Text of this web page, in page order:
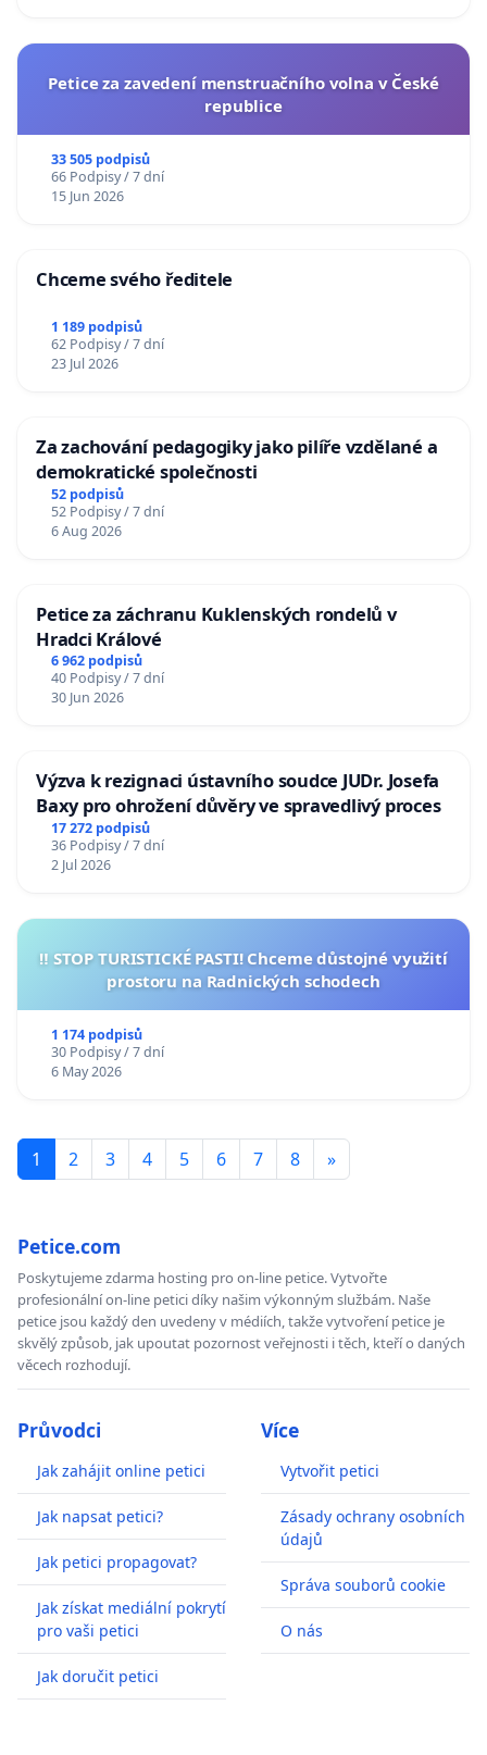
Petice za zavedení menstruačního volna v České
republice
33 505 podpisů
66 Podpisy / 7 dní
15 Jun 2026
Chceme svého ředitele
1 189 podpisů
62 Podpisy / 7 dní
23 Jul 2026
Za zachování pedagogiky jako pilíře vzdělané a
demokratické společnosti
52 podpisů
52 Podpisy / 7 dní
6 Aug 2026
Petice za záchranu Kuklenských rondelů v
Hradci Králové
6 962 podpisů
40 Podpisy / 7 dní
30 Jun 2026
Výzva k rezignaci ústavního soudce JUDr. Josefa
Baxy pro ohrožení důvěry ve spravedlivý proces
17 272 podpisů
36 Podpisy / 7 dní
2 Jul 2026
‼️ STOP TURISTICKÉ PASTI! Chceme důstojné využití
prostoru na Radnických schodech
1 174 podpisů
30 Podpisy / 7 dní
6 May 2026
1 2 3 4 5 6 7 8 »
Petice.com
Poskytujeme zdarma hosting pro on-line petice. Vytvořte
profesionální on-line petici díky našim výkonným službám. Naše
petice jsou každý den uvedeny v médiích, takže vytvoření petice je
skvělý způsob, jak upoutat pozornost veřejnosti i těch, kteří o daných
věcech rozhodují.
Průvodci
Jak zahájit online petici
Jak napsat petici?
Jak petici propagovat?
Jak získat mediální pokrytí
pro vaši petici
Jak doručit petici
Více
Vytvořit petici
Zásady ochrany osobních
údajů
Správa souborů cookie
O nás